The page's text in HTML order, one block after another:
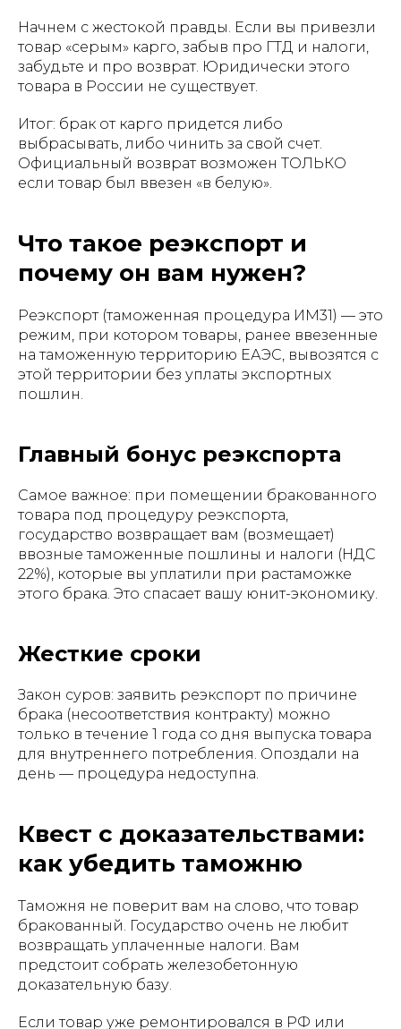
Начнем с жестокой правды. Если вы привезли
товар «серым» карго, забыв про ГТД и налоги,
забудьте и про возврат. Юридически этого
товара в России не существует.
Итог: брак от карго придется либо
выбрасывать, либо чинить за свой счет.
Официальный возврат возможен ТОЛЬКО
если товар был ввезен «в белую».
Что такое реэкспорт и
почему он вам нужен?
Реэкспорт (таможенная процедура ИМ31) — это
режим, при котором товары, ранее ввезенные
на таможенную территорию ЕАЭС, вывозятся с
этой территории без уплаты экспортных
пошлин.
Главный бонус реэкспорта
Самое важное: при помещении бракованного
товара под процедуру реэкспорта,
государство возвращает вам (возмещает)
ввозные таможенные пошлины и налоги (НДС
22%), которые вы уплатили при растаможке
этого брака. Это спасает вашу юнит-экономику.
Жесткие сроки
Закон суров: заявить реэкспорт по причине
брака (несоответствия контракту) можно
только в течение 1 года со дня выпуска товара
для внутреннего потребления. Опоздали на
день — процедура недоступна.
Квест с доказательствами:
как убедить таможню
Таможня не поверит вам на слово, что товар
бракованный. Государство очень не любит
возвращать уплаченные налоги. Вам
предстоит собрать железобетонную
доказательную базу.
Если товар уже ремонтировался в РФ или